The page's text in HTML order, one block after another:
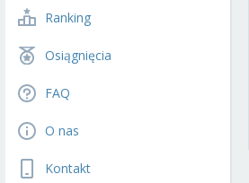
Ranking
Osiągnięcia
FAQ
O nas
Kontakt